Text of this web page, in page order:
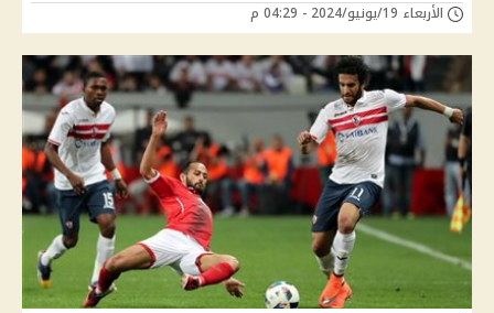
الأربعاء 19/يونيو/2024 - 04:29 م